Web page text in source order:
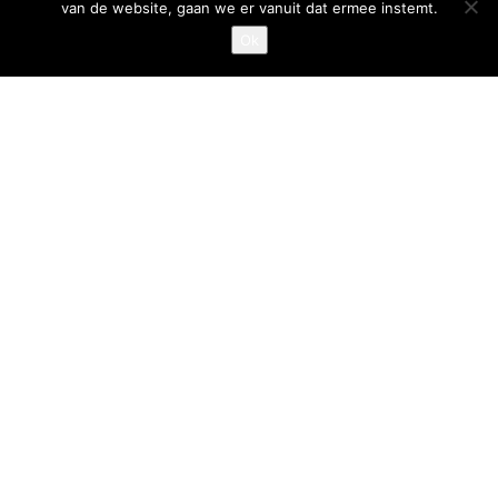
van de website, gaan we er vanuit dat ermee instemt.